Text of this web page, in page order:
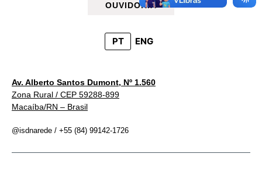
OUVIDORIA
PT ENG
Av. Alberto Santos Dumont, Nº 1.560
Zona Rural / CEP 59288-899
Macaíba/RN – Brasil
@isdnarede / +55 (84) 99142-1726